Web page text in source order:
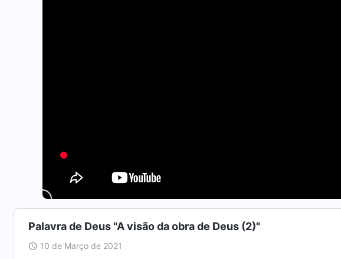
Palavra de Deus "A visão da obra de Deus (2)"
10 de Março de 2021